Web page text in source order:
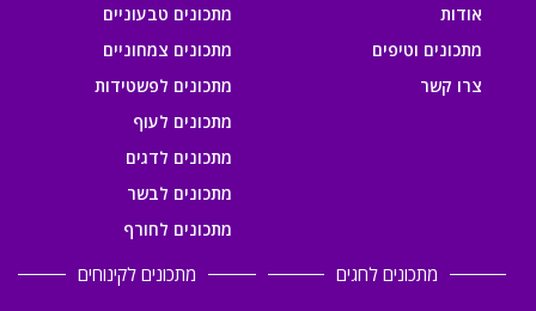
אודות
מתכונים וטיפים
צרו קשר
מתכונים טבעוניים
מתכונים צמחוניים
מתכונים לפשטידות
מתכונים לעוף
מתכונים לדגים
מתכונים לבשר
מתכונים לחורף
מתכונים לחגים מתכונים לקינוחים